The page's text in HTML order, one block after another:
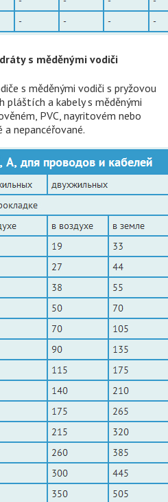
s měděnými vodiči
s měděnými vodiči s pryžovou
pláštích a kabely s měděnými
PVC, nayritovém nebo
nepancéřované.